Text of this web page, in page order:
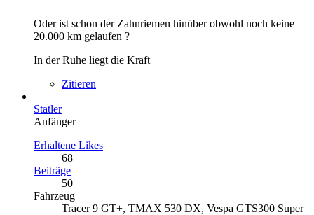
Oder ist schon der Zahnriemen hinüber obwohl noch keine
20.000 km gelaufen ?
In der Ruhe liegt die Kraft
Zitieren
Statler
Anfänger
Erhaltene Likes
68
Beiträge
50
Fahrzeug
Tracer 9 GT+, TMAX 530 DX, Vespa GTS300 Super